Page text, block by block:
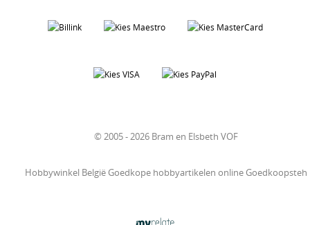
© 2005 - 2026 Bram en Elsbeth VOF
Hobbywinkel België Goedkope hobbyartikelen online Goedkoopsteh